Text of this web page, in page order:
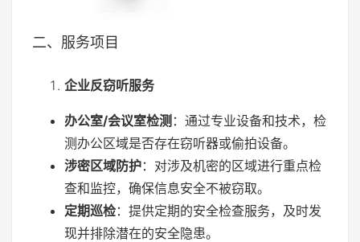
二、服务项目
企业反窃听服务
办公室/会议室检测 ：通过专业设备和技术，检
测办公区域是否存在窃听器或偷拍设备。
涉密区域防护：对涉及机密的区域进行重点检
查和监控，确保信息安全不被窃取。
定期巡检：提供定期的安全检查服务，及时发
现并排除潜在的安全隐患。